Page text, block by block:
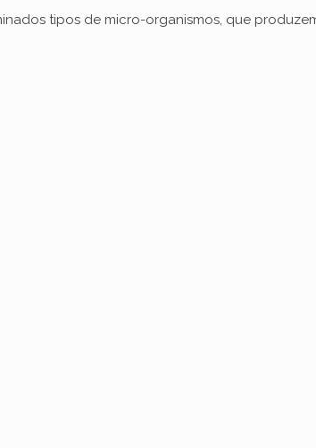
tipos de micro-organismos, que